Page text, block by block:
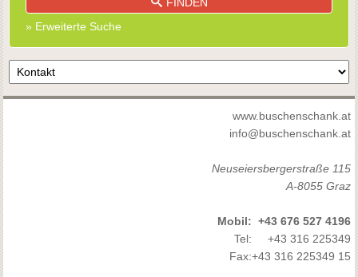
» Erweiterte Suche
www.buschenschank.at
info@buschenschank.at
Neuseiersbergerstraße 115
A-8055 Graz
Mobil: +43 676 527 4196
Tel:
+43 316 225349
Fax:+43 316 225349 15